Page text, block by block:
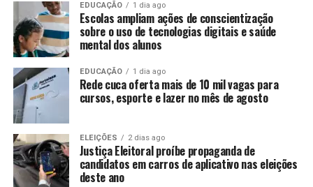
EDUCAÇÃO 1 dia ago
Escolas ampliam ações de conscientização
sobre o uso de tecnologias digitais e saúde
mental dos alunos
EDUCAÇÃO 1 dia ago
Rede cuca oferta mais de 10 mil vagas para
cursos, esporte e lazer no mês de agosto
ELEIÇÕES 2 dias ago
Justiça Eleitoral proíbe propaganda de
candidatos em carros de aplicativo nas eleições
deste ano